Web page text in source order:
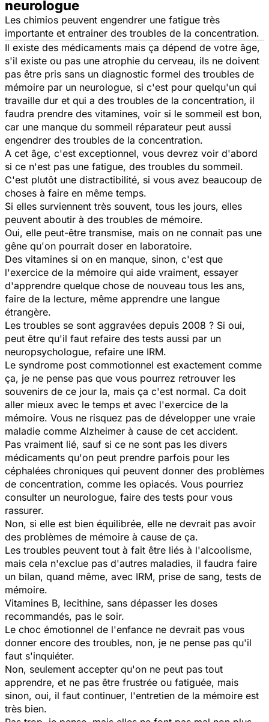
neurologue
Les chimios peuvent engendrer une fatigue très
importante et entrainer des troubles de la concentration.
Il existe des médicaments mais ça dépend de votre âge,
s'il existe ou pas une atrophie du cerveau, ils ne doivent
pas être pris sans un diagnostic formel des troubles de
mémoire par un neurologue, si c'est pour quelqu'un qui
travaille dur et qui a des troubles de la concentration, il
faudra prendre des vitamines, voir si le sommeil est bon,
car une manque du sommeil réparateur peut aussi
engendrer des troubles de la concentration.
A cet âge, c'est exceptionnel, vous devrez voir d'abord
si ce n'est pas une fatigue, des troubles du sommeil.
C'est plutôt une distractibilité, si vous avez beaucoup de
choses à faire en même temps.
Si elles surviennent très souvent, tous les jours, elles
peuvent aboutir à des troubles de mémoire.
Oui, elle peut-être transmise, mais on ne connait pas une
gêne qu'on pourrait doser en laboratoire.
Des vitamines si on en manque, sinon, c'est que
l'exercice de la mémoire qui aide vraiment, essayer
d'apprendre quelque chose de nouveau tous les ans,
faire de la lecture, même apprendre une langue
étrangère.
Les troubles se sont aggravées depuis 2008 ? Si oui,
peut être qu'il faut refaire des tests aussi par un
neuropsychologue, refaire une IRM.
Le syndrome post commotionnel est exactement comme
ça, je ne pense pas que vous pourrez retrouver les
souvenirs de ce jour la, mais ça c'est normal. Ca doit
aller mieux avec le temps et avec l'exercice de la
mémoire. Vous ne risquez pas de développer une vraie
maladie comme Alzheimer à cause de cet accident.
Pas vraiment lié, sauf si ce ne sont pas les divers
médicaments qu'on peut prendre parfois pour les
céphalées chroniques qui peuvent donner des problèmes
de concentration, comme les opiacés. Vous pourriez
consulter un neurologue, faire des tests pour vous
rassurer.
Non, si elle est bien équilibrée, elle ne devrait pas avoir
des problèmes de mémoire à cause de ça.
Les troubles peuvent tout à fait être liés à l'alcoolisme,
mais cela n'exclue pas d'autres maladies, il faudra faire
un bilan, quand même, avec IRM, prise de sang, tests de
mémoire.
Vitamines B, lecithine, sans dépasser les doses
recommandés, pas le soir.
Le choc émotionnel de l'enfance ne devrait pas vous
donner encore des troubles, non, je ne pense pas qu'il
faut s'inquiéter.
Non, seulement accepter qu'on ne peut pas tout
apprendre, et ne pas être frustrée ou fatiguée, mais
sinon, oui, il faut continuer, l'entretien de la mémoire est
très bien.